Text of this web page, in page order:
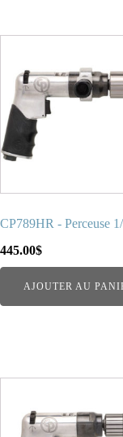
CP789HR - Perceuse
445.00$
AJOUTER AU